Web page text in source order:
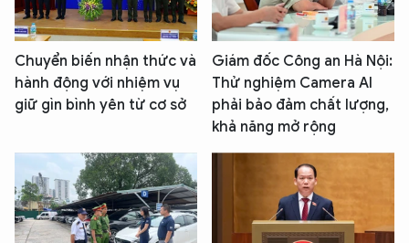
Chuyển biến nhận thức và
hành động với nhiệm vụ
giữ gìn bình yên từ cơ sở
Giám đốc Công an Hà Nội:
Thử nghiệm Camera AI
phải bảo đảm chất lượng,
khả năng mở rộng